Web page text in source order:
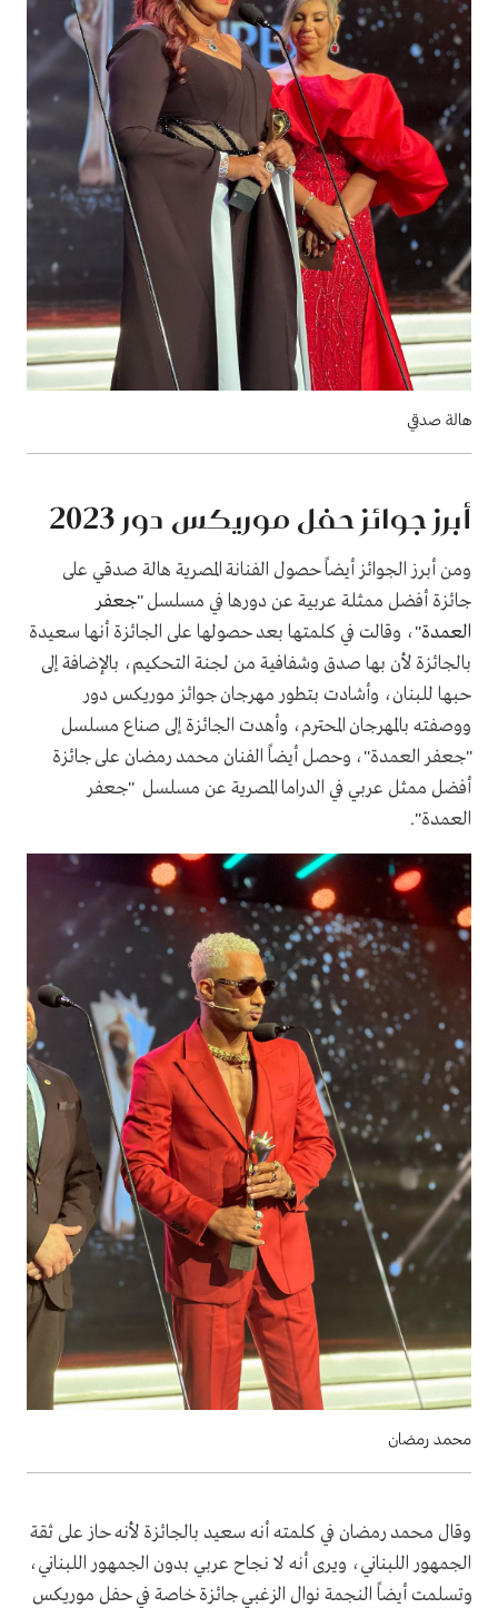
هالة صدقي
أبرز جوائز حفل موريكس دور 2023
ومن أبرز الجوائز أيضاً حصول الفنانة المصرية هالة صدقي على
جائزة أفضل ممثلة عربية عن دورها في مسلسل "جعفر
العمدة"، وقالت في كلمتها بعد حصولها على الجائزة أنها سعيدة
بالجائزة لأن بها صدق وشفافية من لجنة التحكيم، بالإضافة إلى
حبها للبنان، وأشادت بتطور مهرجان جوائز موريكس دور
ووصفته بالمهرجان المحترم، وأهدت الجائزة إلى صناع مسلسل
"جعفر العمدة"، وحصل أيضاً الفنان محمد رمضان على جائزة
أفضل ممثل عربي في الدراما المصرية عن مسلسل "جعفر
العمدة".
محمد رمضان
وقال محمد رمضان في كلمته أنه سعيد بالجائزة لأنه حاز على ثقة
الجمهور اللبناني، ويرى أنه لا نجاح عربي بدون الجمهور اللبناني،
وتسلمت أيضاً النجمة نوال الزغبي جائزة خاصة في حفل موريكس